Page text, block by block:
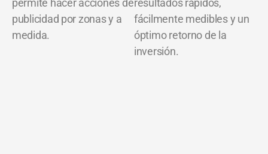
publicidad por zonas y a
medida.
fácilmente medibles y un
óptimo retorno de la
inversión.